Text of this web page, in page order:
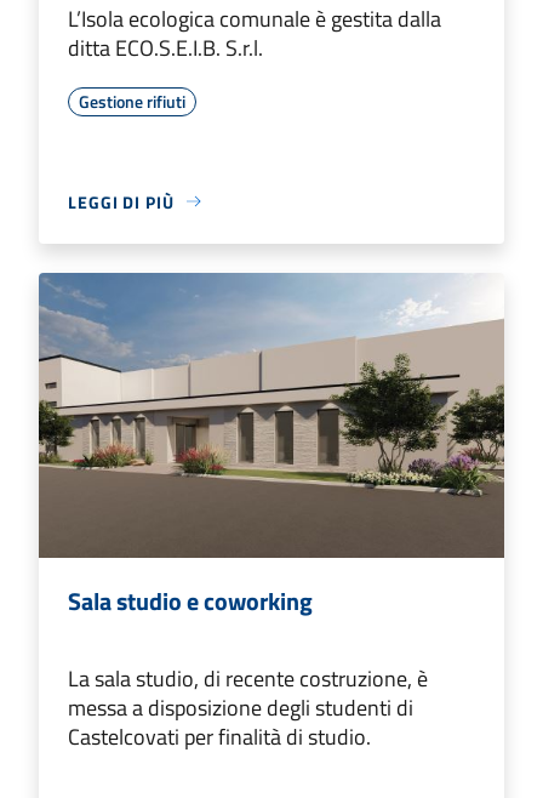
L’Isola ecologica comunale è gestita dalla
ditta ECO.S.E.I.B. S.r.l.
Gestione rifiuti
LEGGI DI PIÙ
Sala studio e coworking
La sala studio, di recente costruzione, è
messa a disposizione degli studenti di
Castelcovati per finalità di studio.